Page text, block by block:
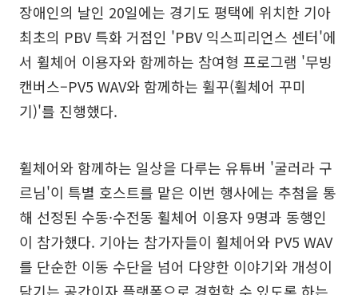
장애인의 날인 20일에는 경기도 평택에 위치한 기아
최초의 PBV 특화 거점인 'PBV 익스피리언스 센터'에
서 휠체어 이용자와 함께하는 참여형 프로그램 '무빙
캔버스–PV5 WAV와 함께하는 휠꾸(휠체어 꾸미
기)'를 진행했다.
휠체어와 함께하는 일상을 다루는 유튜버 '굴러라 구
르님'이 특별 호스트를 맡은 이번 행사에는 추첨을 통
해 선정된 수동·수전동 휠체어 이용자 9명과 동행인
이 참가했다. 기아는 참가자들이 휠체어와 PV5 WAV
를 단순한 이동 수단을 넘어 다양한 이야기와 개성이
담기는 공간이자 플랫폼으로 경험할 수 있도록 하는